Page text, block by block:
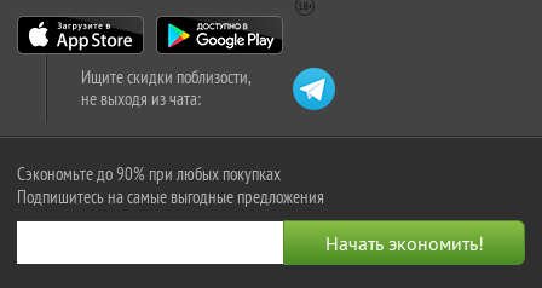
Ищите скидки поблизости,
не выходя из чата:
Сэкономьте до 90% при любых покупках
Подпишитесь на самые выгодные предложения